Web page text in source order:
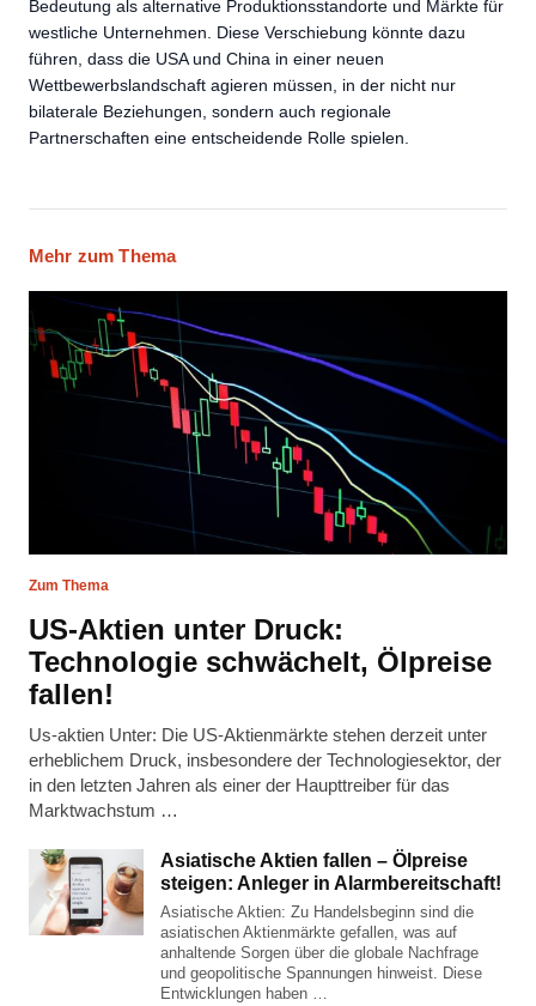
Bedeutung als alternative Produktionsstandorte und Märkte für
westliche Unternehmen. Diese Verschiebung könnte dazu
führen, dass die USA und China in einer neuen
Wettbewerbslandschaft agieren müssen, in der nicht nur
bilaterale Beziehungen, sondern auch regionale
Partnerschaften eine entscheidende Rolle spielen.
Mehr zum Thema
Zum Thema
US-Aktien unter Druck:
Technologie schwächelt, Ölpreise
fallen!
Us-aktien Unter: Die US-Aktienmärkte stehen derzeit unter
erheblichem Druck, insbesondere der Technologiesektor, der
in den letzten Jahren als einer der Haupttreiber für das
Marktwachstum …
Asiatische Aktien fallen – Ölpreise
steigen: Anleger in Alarmbereitschaft!
Asiatische Aktien: Zu Handelsbeginn sind die
asiatischen Aktienmärkte gefallen, was auf
anhaltende Sorgen über die globale Nachfrage
und geopolitische Spannungen hinweist. Diese
Entwicklungen haben …